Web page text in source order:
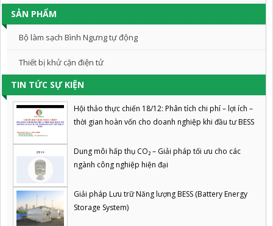
SẢN PHẨM
Bộ làm sạch Bình Ngưng tự động
Thiết bị khử cặn điện tử
TIN TỨC SỰ KIỆN
Hội thảo thực chiến 18/12: Phân tích chi phí – lợi ích –
thời gian hoàn vốn cho doanh nghiệp khi đầu tư BESS
Dung môi hấp thụ CO₂ – Giải pháp tối ưu cho các
ngành công nghiệp hiện đại
Giải pháp Lưu trữ Năng lượng BESS (Battery Energy
Storage System)